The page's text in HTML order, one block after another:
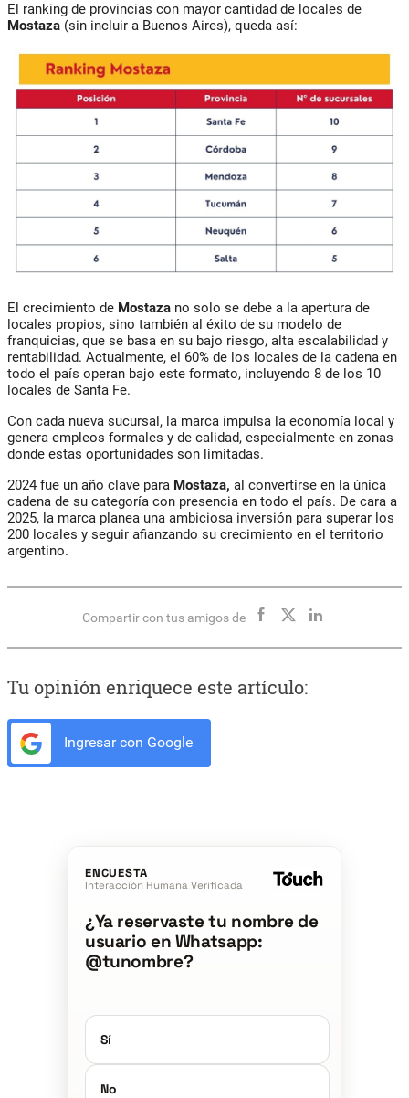
El ranking de provincias con mayor cantidad de locales de
Mostaza (sin incluir a Buenos Aires), queda así:
El crecimiento de Mostaza no solo se debe a la apertura de
locales propios, sino también al éxito de su modelo de
franquicias, que se basa en su bajo riesgo, alta escalabilidad y
rentabilidad. Actualmente, el 60% de los locales de la cadena en
todo el país operan bajo este formato, incluyendo 8 de los 10
locales de Santa Fe.
Con cada nueva sucursal, la marca impulsa la economía local y
genera empleos formales y de calidad, especialmente en zonas
donde estas oportunidades son limitadas.
2024 fue un año clave para Mostaza, al convertirse en la única
cadena de su categoría con presencia en todo el país. De cara a
2025, la marca planea una ambiciosa inversión para superar los
200 locales y seguir afianzando su crecimiento en el territorio
argentino.
Compartir con tus amigos de
Tu opinión enriquece este artículo:
Ingresar con Google
ENCUESTA
Interacción Humana Verificada
¿Ya reservaste tu nombre de
usuario en Whatsapp:
@tunombre?
Sí
No